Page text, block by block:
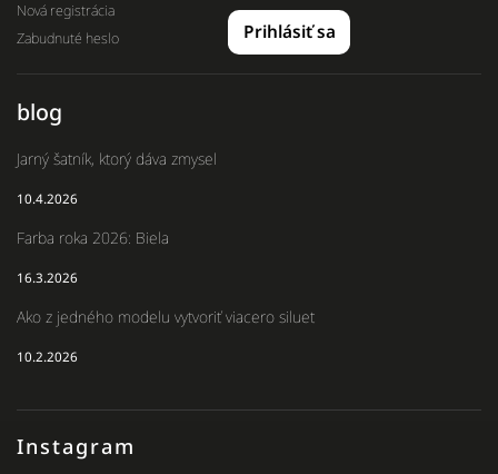
Instagram
Prihlásiť sa
Nová registrácia
Zabudnuté heslo
blog
Jarný šatník, ktorý dáva zmysel
10.4.2026
Farba roka 2026: Biela
16.3.2026
Ako z jedného modelu vytvoriť viacero siluet
10.2.2026